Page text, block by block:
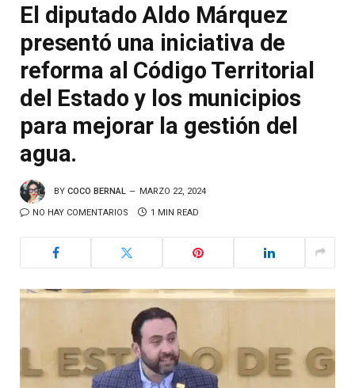
El diputado Aldo Márquez
presentó una iniciativa de
reforma al Código Territorial
del Estado y los municipios
para mejorar la gestión del
agua.
BY COCO BERNAL MARZO 22, 2024
NO HAY COMENTARIOS 1 MIN READ